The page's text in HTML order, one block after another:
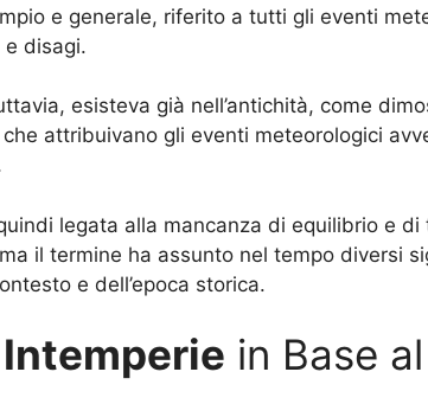
e generale, riferito a tutti gli eventi
e disagi.
esisteva già nell’antichità, come
attribuivano gli eventi meteorologici
legata alla mancanza di equilibrio e di
il termine ha assunto nel tempo diversi
e dell’epoca storica.
Intemperie in Base